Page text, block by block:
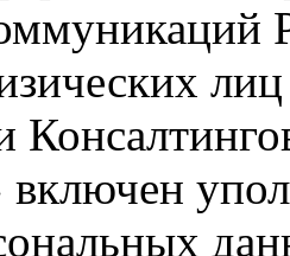
включен